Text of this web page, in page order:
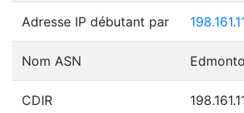
Adresse IP débutant par
Nom ASN
CDIR